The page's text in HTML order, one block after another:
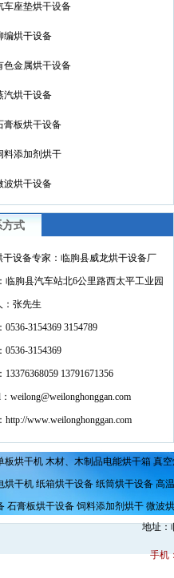
车座垫烘干设备
编烘干设备
色金属烘干设备
汽烘干设备
膏板烘干设备
料添加剂烘干
波烘干设备
方式
干设备专家：临朐县威龙烘干设备厂
临朐县汽车站北6公里路西太平工业园
：张先生
0536-3154369 3154789
0536-3154369
13376368059 13791671356
weilong@weilonghonggan.com
http://www.weilonghonggan.com
板烘干机 木材、木制品电能烘干箱 真
烘干机 纸箱烘干设备 纸筒烘干设备 高
石膏板烘干设备 饲料添加剂烘干 微波
地址：
手机